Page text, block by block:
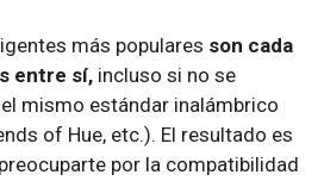
más populares son cada
entre sí, incluso si no se
mismo estándar inalámbrico
of Hue, etc.). El resultado es
por la compatibilidad